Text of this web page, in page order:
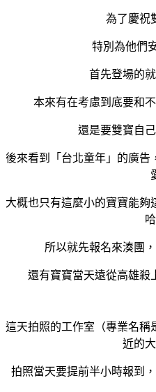
為了慶祝
特別為他們
首先登場的
本來有在考慮到底要和
還是要雙寶自
後來看到「台北童年」的廣告
大概也只有這麼小的寶寶能
哈
所以就先報名來湊團
還有寶寶當天遠從高雄殺
這天拍照的工作室（專業名稱
近的
拍照當天要提前半小時報到